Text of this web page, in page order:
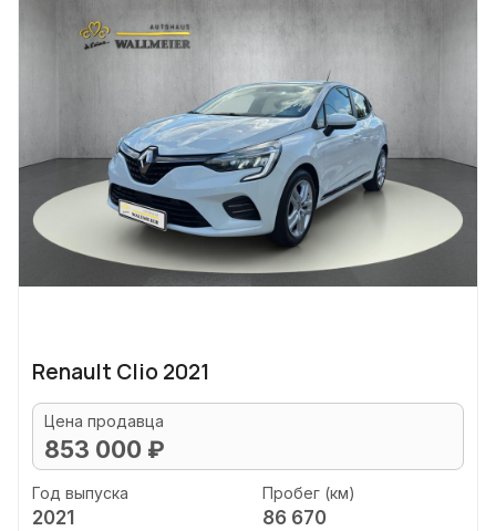
Renault Clio 2021
Цена продавца
853 000 ₽
Год выпуска
2021
Пробег (км)
86 670